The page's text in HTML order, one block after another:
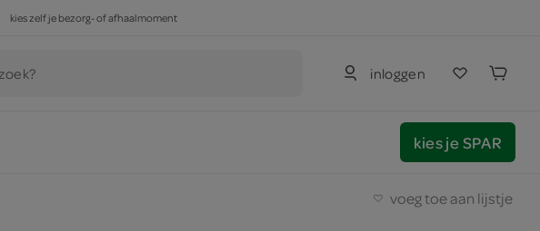
kies zelf je bezorg- of afhaalmoment
inloggen
kies je SPAR
voeg toe aan lijstje